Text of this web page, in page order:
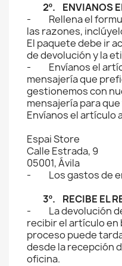
2º. ENVIANOS
- Rellena el
las razones,
El paquete debe ir
de devolución y la
- Envíanos el
mensajería que
gestionemos con
mensajería para
Envíanos el artículo
Espai Store
Calle Estrada, 9
05001, Ávila
- Los gastos de
3º. RECIBE EL
- La devolución
recibir el artículo en
proceso puede
desde la recepción
oficina.